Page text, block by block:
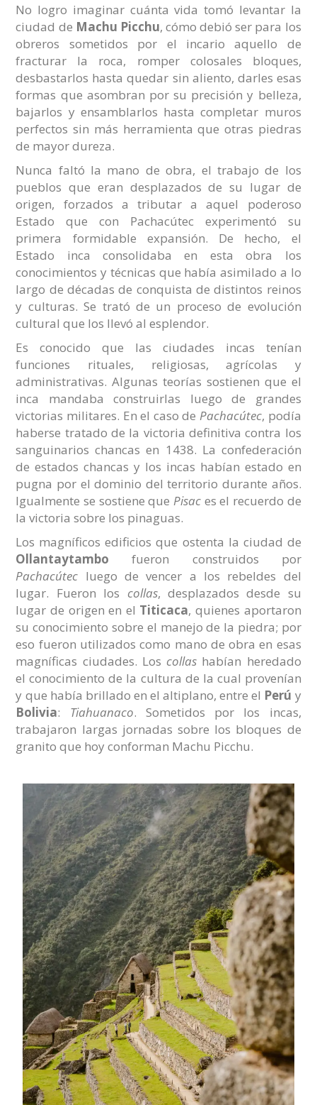
No logro imaginar cuánta vida tomó levantar la
ciudad de Machu Picchu, cómo debió ser para los
obreros sometidos por el incario aquello de
fracturar la roca, romper colosales bloques,
desbastarlos hasta quedar sin aliento, darles esas
formas que asombran por su precisión y belleza,
bajarlos y ensamblarlos hasta completar muros
perfectos sin más herramienta que otras piedras
de mayor dureza.
Nunca faltó la mano de obra, el trabajo de los
pueblos que eran desplazados de su lugar de
origen, forzados a tributar a aquel poderoso
Estado que con Pachacútec experimentó su
primera formidable expansión. De hecho, el
Estado inca consolidaba en esta obra los
conocimientos y técnicas que había asimilado a lo
largo de décadas de conquista de distintos reinos
y culturas. Se trató de un proceso de evolución
cultural que los llevó al esplendor.
Es conocido que las ciudades incas tenían
funciones rituales, religiosas, agrícolas y
administrativas. Algunas teorías sostienen que el
inca mandaba construirlas luego de grandes
victorias militares. En el caso de Pachacútec, podía
haberse tratado de la victoria definitiva contra los
sanguinarios chancas en 1438. La confederación
de estados chancas y los incas habían estado en
pugna por el dominio del territorio durante años.
Igualmente se sostiene que Pisac es el recuerdo de
la victoria sobre los pinaguas.
Los magníficos edificios que ostenta la ciudad de
Ollantaytambo fueron construidos por
Pachacútec luego de vencer a los rebeldes del
lugar. Fueron los collas, desplazados desde su
lugar de origen en el Titicaca, quienes aportaron
su conocimiento sobre el manejo de la piedra; por
eso fueron utilizados como mano de obra en esas
magníficas ciudades. Los collas habían heredado
el conocimiento de la cultura de la cual provenían
y que había brillado en el altiplano, entre el Perú y
Bolivia: Tiahuanaco. Sometidos por los incas,
trabajaron largas jornadas sobre los bloques de
granito que hoy conforman Machu Picchu.